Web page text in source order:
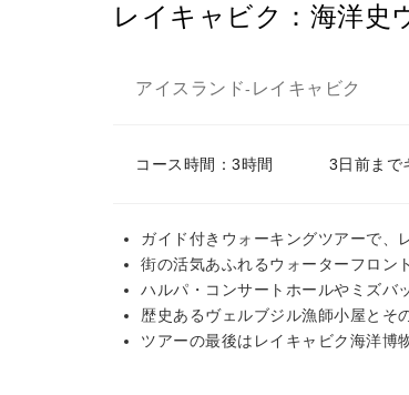
レイキャビク：海洋史
アイスランド- レイキャビク
コース時間：3時間 3日前まで
ガイド付きウォーキングツアーで、
街の活気あふれるウォーターフロン
ハルパ・コンサートホールやミズバ
歴史あるヴェルブジル漁師小屋とそ
ツアーの最後はレイキャビク海洋博